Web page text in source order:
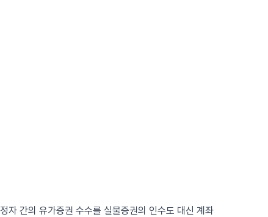
자 간의 유가증권 수수를 실물증권의 인수도 대신 계좌